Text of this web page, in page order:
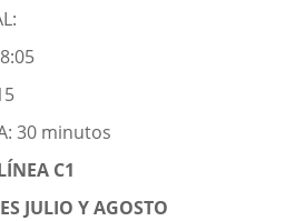
30 minutos
C1
JULIO Y AGOSTO